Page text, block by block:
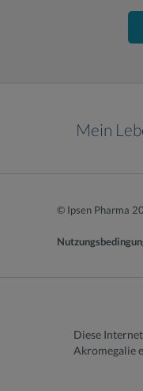
Mein
© Ipsen Pharma
Diese
Akromegalie